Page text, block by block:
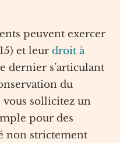
peuvent exercer
et leur droit à
dernier s’articulant
du
vous sollicitez un
pour des
non strictement